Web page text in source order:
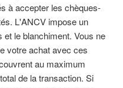
à accepter les chèques-
L'ANCV impose un
le blanchiment. Vous ne
votre achat avec ces
au maximum
de la transaction. Si